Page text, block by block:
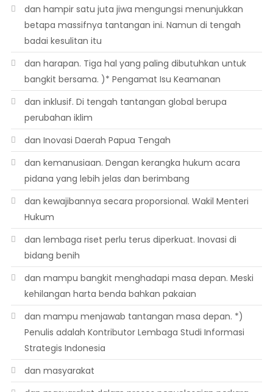
dan hampir satu juta jiwa mengungsi menunjukkan
betapa massifnya tantangan ini. Namun di tengah
badai kesulitan itu
dan harapan. Tiga hal yang paling dibutuhkan untuk
bangkit bersama. )* Pengamat Isu Keamanan
dan inklusif. Di tengah tantangan global berupa
perubahan iklim
dan Inovasi Daerah Papua Tengah
dan kemanusiaan. Dengan kerangka hukum acara
pidana yang lebih jelas dan berimbang
dan kewajibannya secara proporsional. Wakil Menteri
Hukum
dan lembaga riset perlu terus diperkuat. Inovasi di
bidang benih
dan mampu bangkit menghadapi masa depan. Meski
kehilangan harta benda bahkan pakaian
dan mampu menjawab tantangan masa depan. *)
Penulis adalah Kontributor Lembaga Studi Informasi
Strategis Indonesia
dan masyarakat